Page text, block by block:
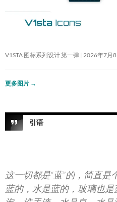
V1STA 图标系列设计 第一弹 2026年7月8
更多图片 →
引语
这一切都是“蓝”的，简直
蓝的，水是蓝的，玻璃也